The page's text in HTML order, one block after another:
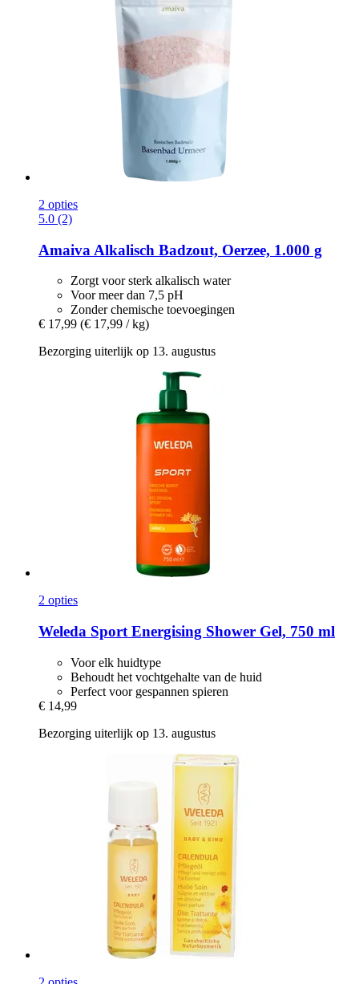
2 opties
5.0 (2)
Amaiva Alkalisch Badzout, Oerzee, 1.000 g
Zorgt voor sterk alkalisch water
Voor meer dan 7,5 pH
Zonder chemische toevoegingen
€ 17,99 (€ 17,99 / kg)
Bezorging uiterlijk op 13. augustus
2 opties
Weleda Sport Energising Shower Gel, 750 ml
Voor elk huidtype
Behoudt het vochtgehalte van de huid
Perfect voor gespannen spieren
€ 14,99
Bezorging uiterlijk op 13. augustus